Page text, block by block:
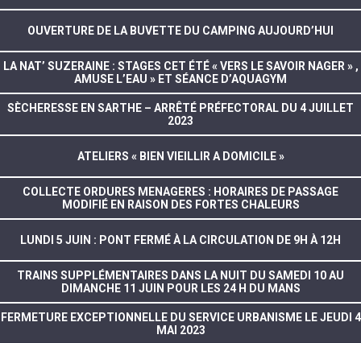
OUVERTURE DE LA BUVETTE DU CAMPING AUJOURD’HUI
LA NAT’ SUZERAINE : STAGES CET ÉTÉ « VERS LE SAVOIR NAGER » ,
AMUSE L’EAU » ET SÉANCE D’AQUAGYM
SÈCHERESSE EN SARTHE – ARRÊTÉ PRÉFECTORAL DU 4 JUILLET
2023
ATELIERS « BIEN VIEILLIR A DOMICILE »
COLLECTE ORDURES MENAGERES : HORAIRES DE PASSAGE
MODIFIÉ EN RAISON DES FORTES CHALEURS
LUNDI 5 JUIN : PONT FERMÉ À LA CIRCULATION DE 9H À 12H
TRAINS SUPPLÉMENTAIRES DANS LA NUIT DU SAMEDI 10 AU
DIMANCHE 11 JUIN POUR LES 24 H DU MANS
FERMETURE EXCEPTIONNELLE DU SERVICE URBANISME LE JEUDI 4
MAI 2023